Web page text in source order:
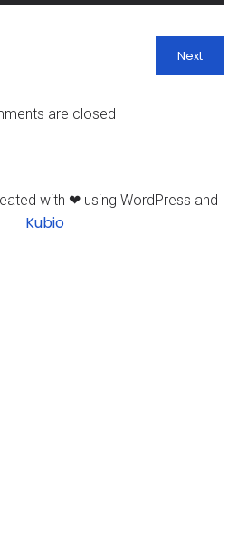
Next
are closed
with ❤ using WordPress and
Kubio